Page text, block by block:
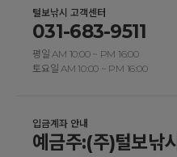
털보낚시 고객센터
031-683-9511
평일 AM 10:00 ~ PM 16:00
토요일 AM 10:00 ~ PM 16:00
입금계좌 안내
예금주:(주)털보낚시